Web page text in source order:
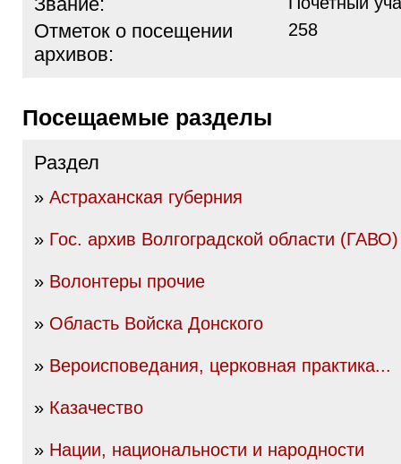
Отметок о посещении
архивов:
258
Посещаемые разделы
Раздел
» Астраханская губерния
» Гос. архив Волгоградской области (ГАВО)
» Волонтеры прочие
» Область Войска Донского
» Вероисповедания, церковная практика...
» Казачество
» Нации, национальности и народности